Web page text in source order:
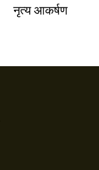
नृत्य आकर्षण